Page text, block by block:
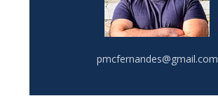
pmcfernandes@gmail.com